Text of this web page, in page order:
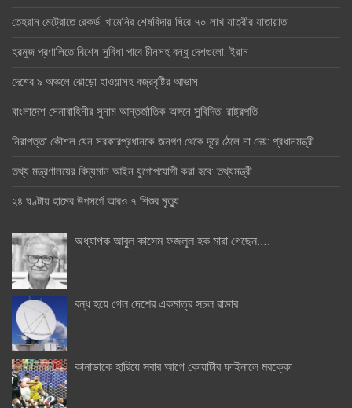
তেহরান মেট্রোতে রেকর্ড: খামেনির শেষবিদায় ঘিরে ৭০ লাখ যাত্রীর যাতায়াত
হরমুজ প্রণালিতে বিশেষ সুবিধা পাবে চীনসহ বন্ধু দেশগুলো: ইরান
দেশের ৯ অঞ্চলে ঝোড়ো হাওয়াসহ বজ্রবৃষ্টির আভাস
বাংলাদেশ সেনাবাহিনীর সুনাম আন্তর্জাতিক অঙ্গনে সুবিদিত: রাষ্ট্রপতি
নিরাপত্তা কৌশল যেন সরকারপ্রধানকে জনগণ থেকে দূরে ঠেলে না দেয়: প্রধানমন্ত্রী
তথ্য মন্ত্রণালয়ের বিদ্যমান আইন যুগোপযোগী করা হবে: তথ্যমন্ত্রী
২৪ ঘণ্টায় হামের উপসর্গে আরও ৭ শিশুর মৃত্যু
অধ্যাপক আবুল কাসেম ফজলুল হক মারা গেছেন….
বন্ধ হয়ে গেল দেশের একমাত্র সচল রাডার
কানাডাকে হারিয়ে সবার আগে কোয়ার্টার ফাইনালে মরক্কো